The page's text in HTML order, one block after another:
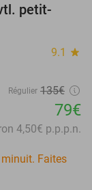
petit-
9.1 star
Régulier 135€
79€
4,50€ p.p.p.n.
Faites